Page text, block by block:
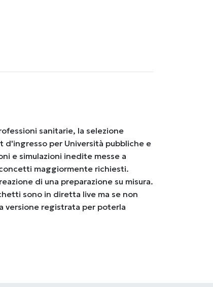
sanitarie, la selezione
d'ingresso per Università pubbliche e
e simulazioni inedite messe a
maggiormente richiesti.
di una preparazione su misura.
sono in diretta live ma se non
versione registrata per poterla